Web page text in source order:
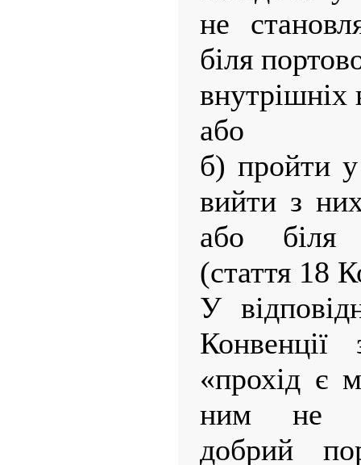
не
біля
внутрішніх
або
б) пройти
вийти з
або біля
(стаття 18
У
«прохід є
ним не
добрий